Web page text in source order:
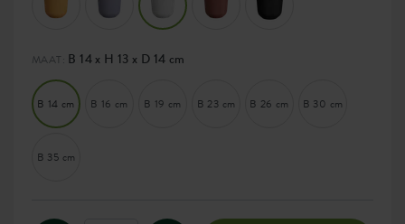
MAAT: B 14 x H 13 x D 14 cm
B 14 cm B 16 cm B 19 cm B 23 cm B 26 cm B 30 cm
B 35 cm